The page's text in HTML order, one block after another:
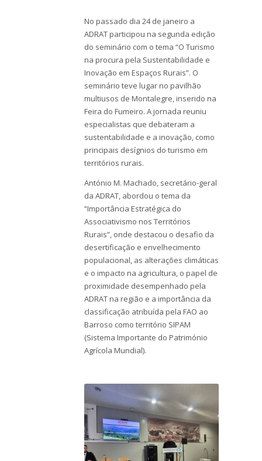
No passado dia 24 de janeiro a
ADRAT participou na segunda edição
do seminário com o tema “O Turismo
na procura pela Sustentabilidade e
Inovação em Espaços Rurais”. O
seminário teve lugar no pavilhão
multiusos de Montalegre, inserido na
Feira do Fumeiro. A jornada reuniu
especialistas que debateram a
sustentabilidade e a inovação, como
principais desígnios do turismo em
territórios rurais.
António M. Machado, secretário-geral
da ADRAT, abordou o tema da
“Importância Estratégica do
Associativismo nos Territórios
Rurais”, onde destacou o desafio da
desertificação e envelhecimento
populacional, as alterações climáticas
e o impacto na agricultura, o papel de
proximidade desempenhado pela
ADRAT na região e a importância da
classificação atribuída pela FAO ao
Barroso como território SIPAM
(Sistema Importante do Património
Agrícola Mundial).